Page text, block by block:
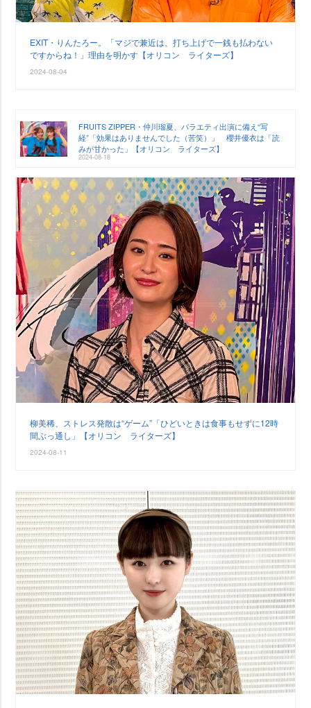
EXIT・りんたろー。「マジで兼近は、打ち上げで一銭も払わない
ですからね！」理由を明かす【オリコン ライターズ】
2024-08-04
FRUITS ZIPPER・仲川瑠夏、バラエティ出演に備え“写
経”「効果はありませんでした（苦笑）」 櫻井優衣は「読
みが甘かった」【オリコン ライターズ】
2024-08-18
柳美稀、ストレス発散は“ゲーム”「ひどいときは食事もせずに12時
間ぶっ通し」【オリコン ライターズ】
2024-08-11